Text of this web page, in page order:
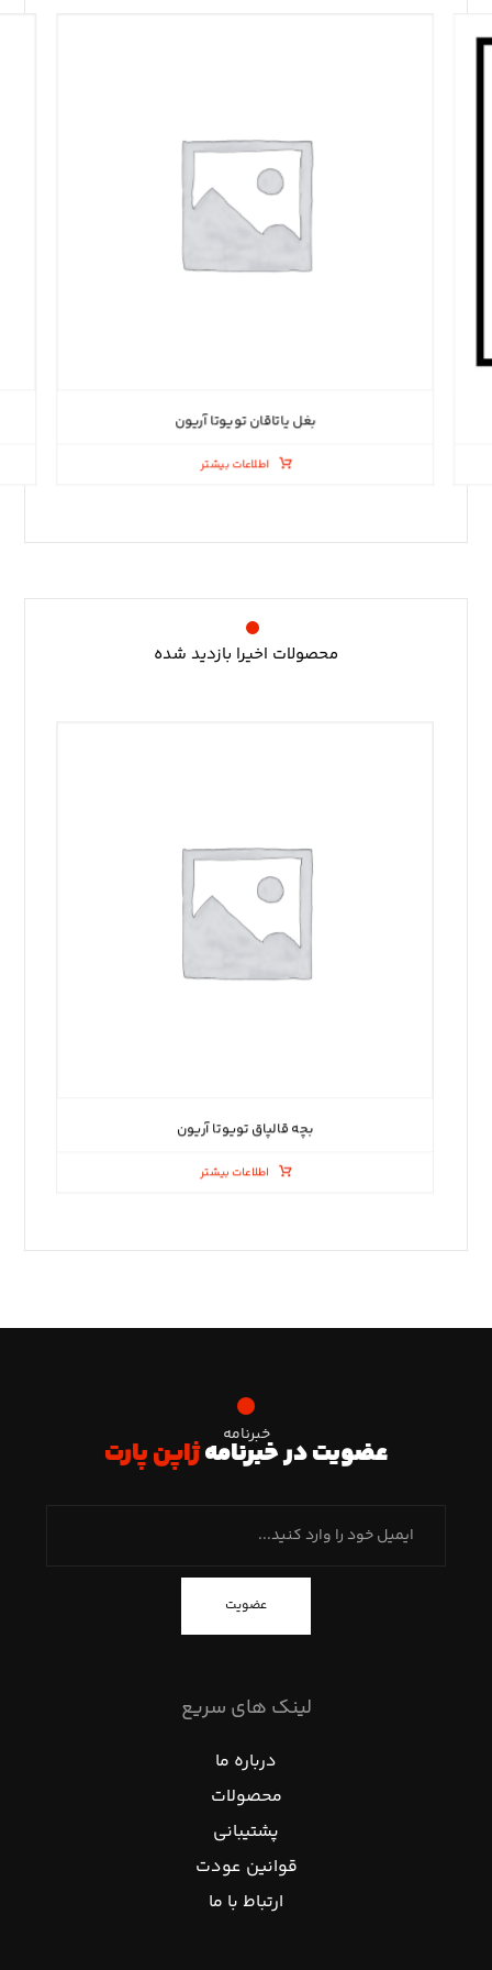
بغل یاتاقان تویوتا آریون
اطلاعات بیشتر
محصولات اخیرا بازدید شده
بچه قالپاق تویوتا آریون
اطلاعات بیشتر
خبرنامه
عضویت در خبرنامهژاپن پارت
عضویت
لینک های سریع
درباره ما
محصولات
پشتیبانی
قوانین عودت
ارتباط با ما